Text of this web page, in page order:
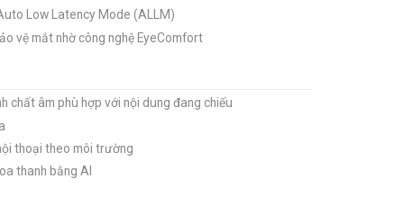
Low Latency Mode (ALLM)
vệ mắt nhờ công nghệ EyeComfort
chất âm phù hợp với nội dung đang chiếu
thoại theo môi trường
thanh bằng AI